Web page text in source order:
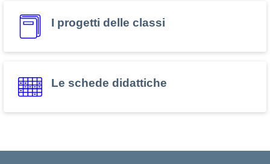
I progetti delle classi
Le schede didattiche